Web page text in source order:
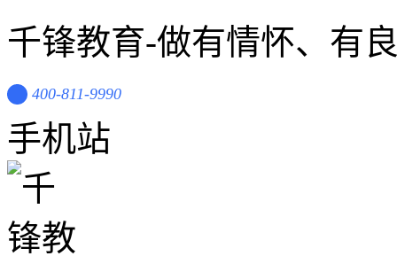
千锋教育-做有情怀、有
400-811-9990
手机站